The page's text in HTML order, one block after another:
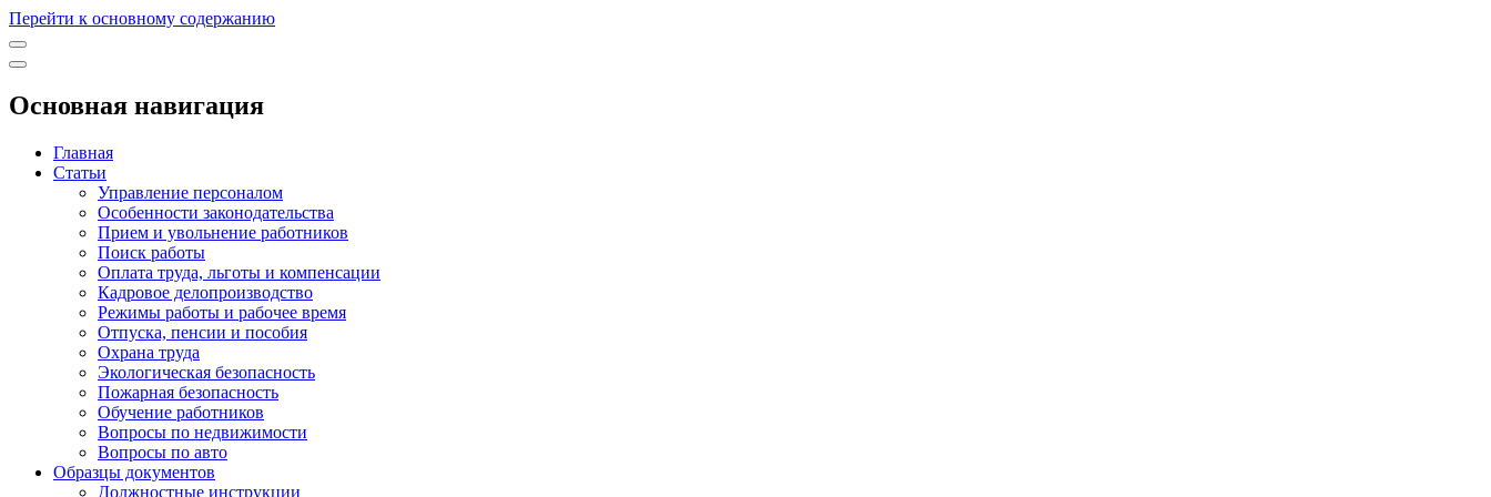
Перейти к основному содержанию
Основная навигация
Главная
Статьи
Управление персоналом
Особенности законодательства
Прием и увольнение работников
Поиск работы
Оплата труда, льготы и компенсации
Кадровое делопроизводство
Режимы работы и рабочее время
Отпуска, пенсии и пособия
Охрана труда
Экологическая безопасность
Пожарная безопасность
Обучение работников
Вопросы по недвижимости
Вопросы по авто
Образцы документов
Должностные инструкции